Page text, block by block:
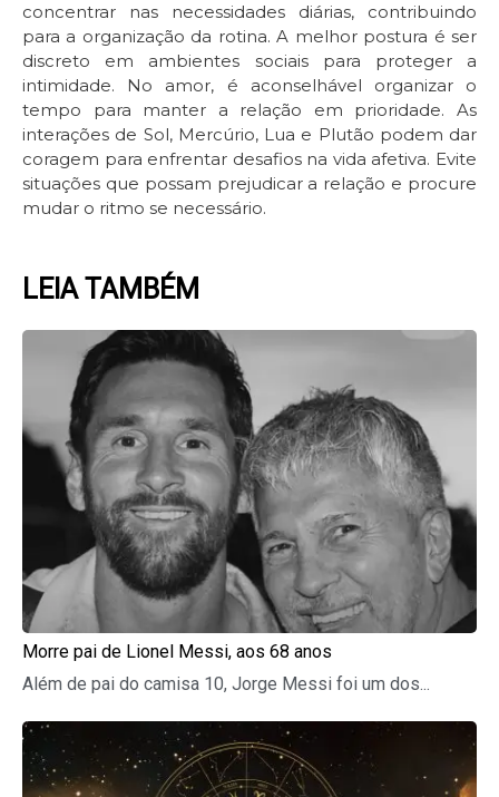
concentrar nas necessidades diárias, contribuindo
para a organização da rotina. A melhor postura é ser
discreto em ambientes sociais para proteger a
intimidade. No amor, é aconselhável organizar o
tempo para manter a relação em prioridade. As
interações de Sol, Mercúrio, Lua e Plutão podem dar
coragem para enfrentar desafios na vida afetiva. Evite
situações que possam prejudicar a relação e procure
mudar o ritmo se necessário.
LEIA TAMBÉM
Morre pai de Lionel Messi, aos 68 anos
Além de pai do camisa 10, Jorge Messi foi um dos...
PagePage